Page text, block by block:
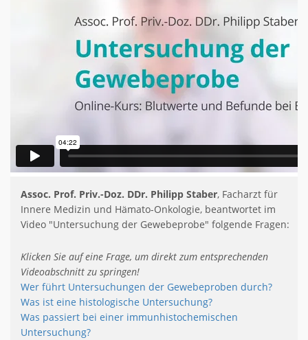
Assoc. Prof. Priv.-Doz. DDr. Philipp Staber, Facharzt für
Innere Medizin und Hämato-Onkologie, beantwortet im
Video "Untersuchung der Gewebeprobe" folgende Fragen:
Klicken Sie auf eine Frage, um direkt zum entsprechenden
Videoabschnitt zu springen!
Wer führt Untersuchungen der Gewebeproben durch?
Was ist eine histologische Untersuchung?
Was passiert bei einer immunhistochemischen
Untersuchung?